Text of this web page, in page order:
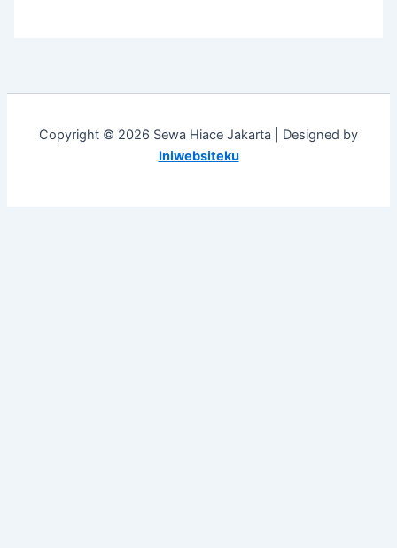
Copyright © 2026 Sewa Hiace Jakarta | Designed by
Iniwebsiteku